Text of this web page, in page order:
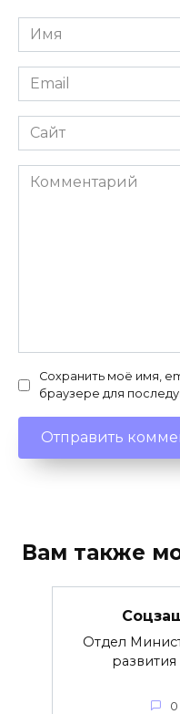
Имя
*
Email
*
Сайт
Комментарий
Сохранить моё имя,
браузере для
Вам также
Отдел
0